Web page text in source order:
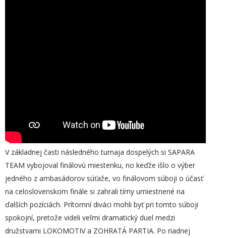
V základnej časti následného turnaja dospelých si SAPARA
TEAM vybojoval finálovú miestenku, no keďže išlo o výber
jedného z ambasádorov súťaže, vo finálovom súboji o účasť
na celoslovenskom finále si zahrali tímy umiestnené na
ďalších pozíciách. Prítomní diváci mohli byť pri tomto súboji
spokojní, pretože videli veľmi dramatický duel medzi
družstvami LOKOMOTIV a ZOHRATÁ PARTIA. Po riadnej